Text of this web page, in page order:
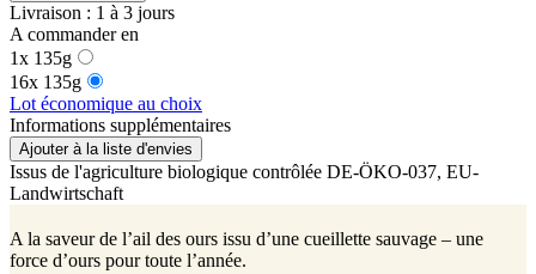
Livraison : 1 à 3 jours
A commander en
1x 135g
16x 135g
Lot économique au choix
Informations supplémentaires
Ajouter à la liste d'envies
Issus de l'agriculture biologique contrôlée DE-ÖKO-037, EU-
Landwirtschaft
A la saveur de l’ail des ours issu d’une cueillette sauvage – une
force d’ours pour toute l’année.